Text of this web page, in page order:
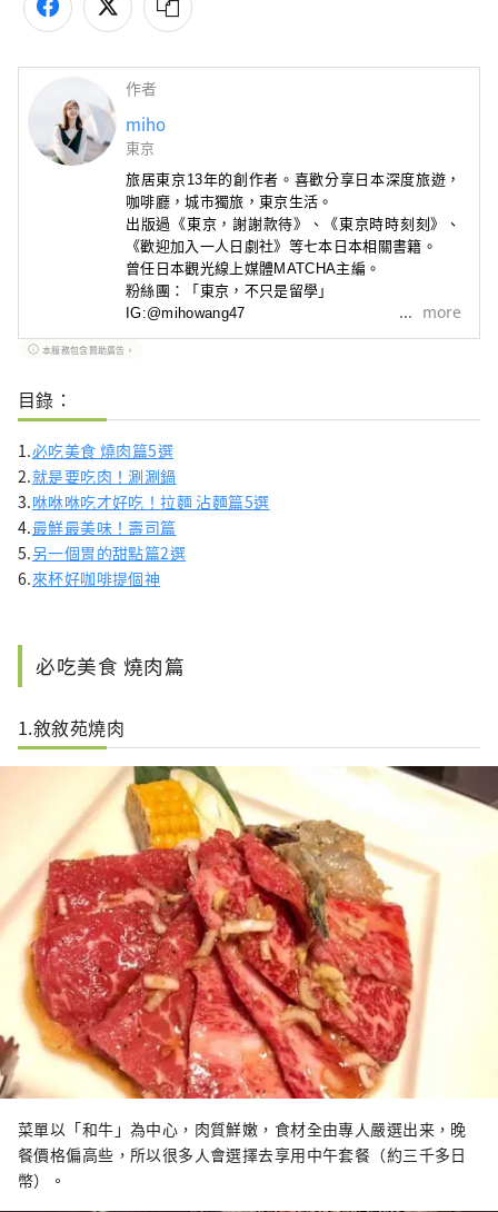
作者
miho
東京
旅居東京13年的創作者。喜歡分享日本深度旅遊，
咖啡廳，城市獨旅，東京生活。
出版過《東京，謝謝款待》
、 《東京時時刻刻》
、
《歡迎加入一人日劇社》 等七本日本相關書籍。
曾任日本觀光線上媒體MATCHA主編。
粉絲團：「東京，不只是留學」
IG:@mihowang47
more
本服務包含贊助廣告。
目錄：
1.必吃美食 燒肉篇5選
2.就是要吃肉！涮涮鍋
3.咻咻咻吃才好吃！拉麵 沾麵篇5選
4.最鮮最美味！壽司篇
5.另一個胃的甜點篇2選
6.來杯好咖啡提個神
必吃美食 燒肉篇
1.敘敘苑燒肉
菜單以「和牛」為中心，肉質鮮嫩，食材全由專人嚴選出来，晚
餐價格偏高些，所以很多人會選擇去享用中午套餐（約三千多日
幣）。